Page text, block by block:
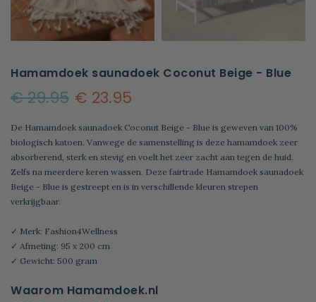
Hamamdoek saunadoek Coconut Beige - Blue
€ 23.95
€ 29.95
De Hamamdoek saunadoek Coconut Beige - Blue is geweven van 100%
biologisch katoen. Vanwege de samenstelling is deze hamamdoek zeer
absorberend, sterk en stevig en voelt het zeer zacht aan tegen de huid.
Zelfs na meerdere keren wassen. Deze fairtrade Hamamdoek saunadoek
Beige - Blue is gestreept en is in verschillende kleuren strepen
verkrijgbaar.
✓ Merk: Fashion4Wellness
✓ Afmeting: 95 x 200 cm
✓ Gewicht: 500 gram
Waarom Hamamdoek.nl